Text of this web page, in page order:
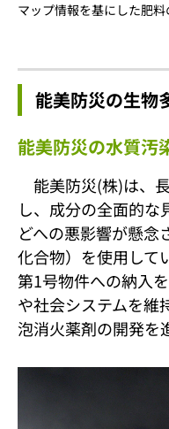
マップ情報を基にした肥
能美防災の生物
能美防災の水質汚
能美防災(株)は、
し、成分の全面的な
どへの悪影響が懸念
化合物）を使用して
第1号物件への納入
や社会システムを維
泡消火薬剤の開発を